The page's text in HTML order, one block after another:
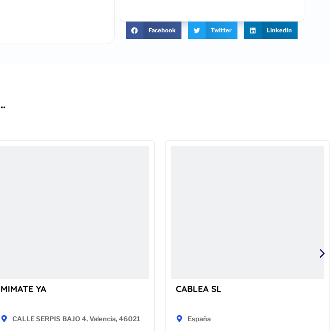
Facebook Twitter LinkedIn
MIMATE YA
CALLE SERPIS BAJO 4, Valencia, 46021
CABLEA SL
España